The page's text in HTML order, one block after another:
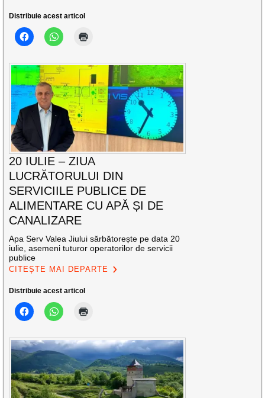
Distribuie acest articol
20 IULIE – ZIUA
LUCRĂTORULUI DIN
SERVICIILE PUBLICE DE
ALIMENTARE CU APĂ ȘI DE
CANALIZARE
Apa Serv Valea Jiului sărbătorește pe data 20
iulie, asemeni tuturor operatorilor de servicii
publice
CITEȘTE MAI DEPARTE
Distribuie acest articol